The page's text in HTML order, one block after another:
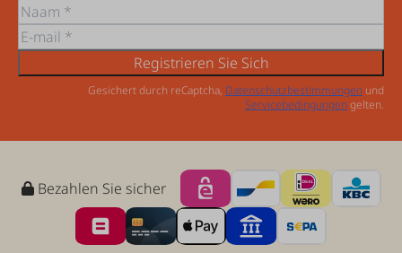
Registrieren Sie Sich
Gesichert durch reCaptcha, Datenschutzbestimmungen und
Servicebedingungen gelten.
Bezahlen Sie sicher